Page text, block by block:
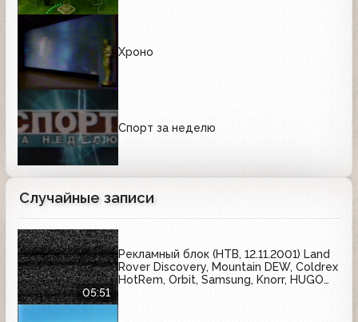
Хроно
Спорт за неделю
Случайные записи
05:51
Рекламный блок (НТВ, 12.11.2001) Land
Rover Discovery, Mountain DEW, Coldrex
HotRem, Orbit, Samsung, Knorr, HUGO